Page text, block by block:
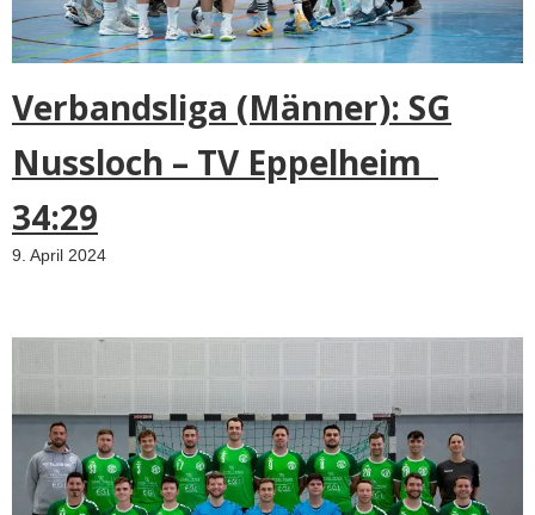
Verbandsliga (Männer): SG
Nussloch – TV Eppelheim
34:29
9. April 2024